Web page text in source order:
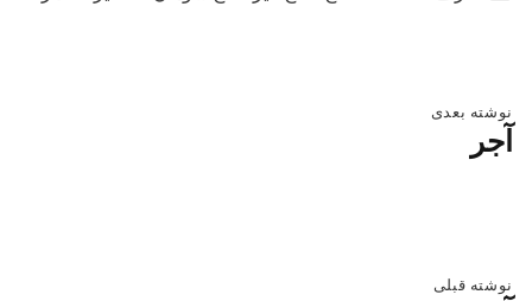
راهبری نوشته
نوشته قبلی
نوشته بعدی
آجر